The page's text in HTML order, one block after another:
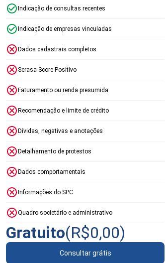
Indicação de consultas recentes
Indicação de empresas vinculadas
Dados cadastrais completos
Serasa Score Positivo
Faturamento ou renda presumida
Recomendação e limite de crédito
Dívidas, negativas e anotações
Detalhamento de protestos
Dados comportamentais
Informações do SPC
Quadro societário e administrativo
Gratuito(R$0,00)
Consultar grátis